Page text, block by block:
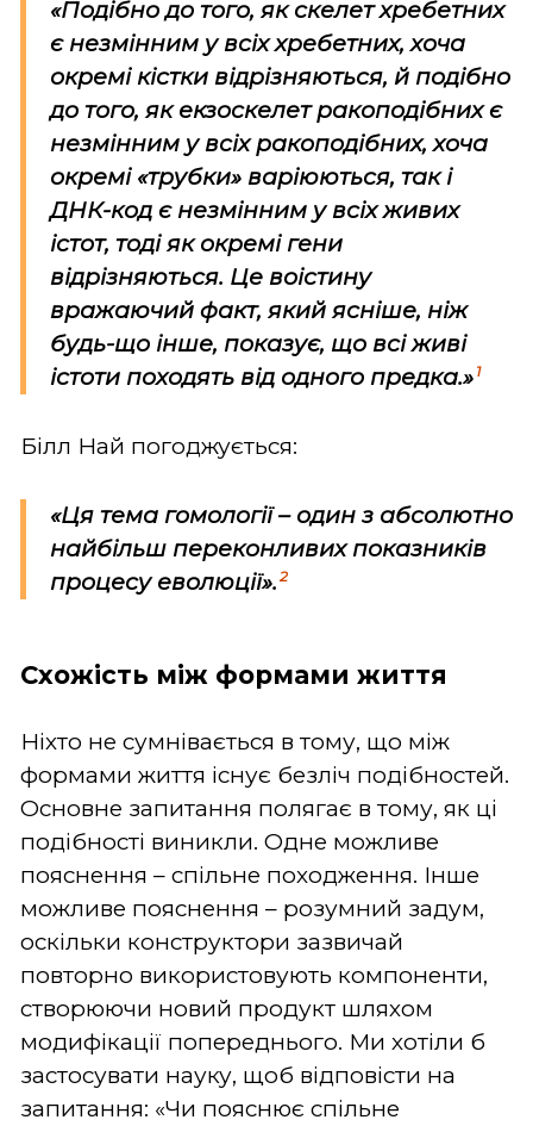
«Подібно до того, як скелет хребетних
є незмінним у всіх хребетних, хоча
окремі кістки відрізняються, й подібно
до того, як екзоскелет ракоподібних є
незмінним у всіх ракоподібних, хоча
окремі «трубки» варіюються, так і
ДНК-код є незмінним у всіх живих
істот, тоді як окремі гени
відрізняються. Це воістину
вражаючий факт, який ясніше, ніж
будь-що інше, показує, що всі живі
істоти походять від одного предка.» 1
Білл Най погоджується:
«Ця тема гомології – один з абсолютно
найбільш переконливих показників
процесу еволюції». 2
Схожість між формами життя
Ніхто не сумнівається в тому, що між
формами життя існує безліч подібностей.
Основне запитання полягає в тому, як ці
подібності виникли. Одне можливе
пояснення – спільне походження. Інше
можливе пояснення – розумний задум,
оскільки конструктори зазвичай
повторно використовують компоненти,
створюючи новий продукт шляхом
модифікації попереднього. Ми хотіли б
застосувати науку, щоб відповісти на
запитання: «Чи пояснює спільне